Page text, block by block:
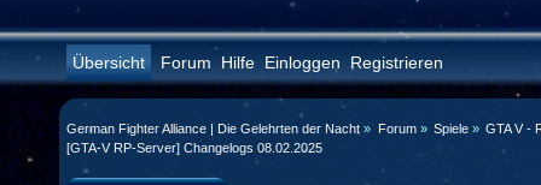
Übersicht Forum Hilfe Einloggen Registrieren
German Fighter Alliance | Die Gelehrten der Nacht » Forum» Spiele» GTA V -
[GTA-V RP-Server] Changelogs 08.02.2025